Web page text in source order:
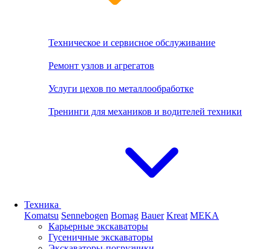
Техническое и сервисное обслуживание
Ремонт узлов и агрегатов
Услуги цехов по металлообработке
Тренинги для механиков и водителей техники
Техника
Komatsu Sennebogen Bomag Bauer Kreat MEKA
Карьерные экскаваторы
Гусеничные экскаваторы